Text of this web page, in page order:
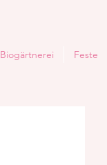
Biogärtnerei Feste